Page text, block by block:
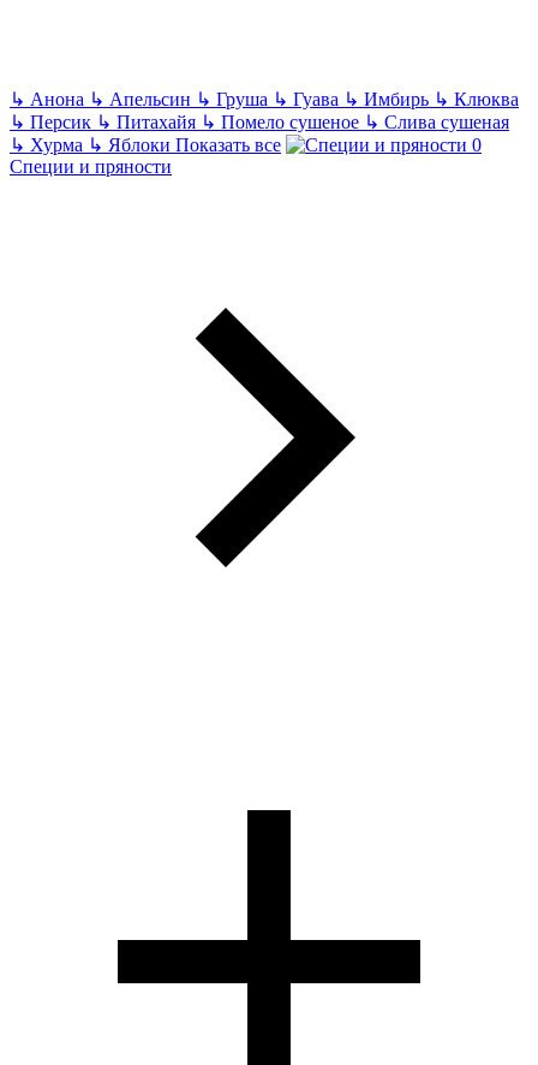
↳ Анона ↳ Апельсин ↳ Груша ↳ Гуава ↳ Имбирь ↳ Клюква
↳ Персик ↳ Питахайя ↳ Помело сушеное ↳ Слива сушеная
↳ Хурма ↳ Яблоки Показать все
Специи и пряности